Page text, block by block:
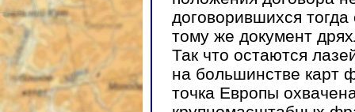
договорившихся
тому же документ
Так что остаются
на большинстве карт
точка Европы